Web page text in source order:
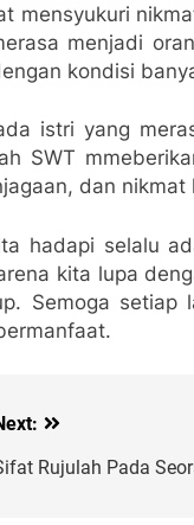
mensyukuri
menjadi
kondisi
istri yang
SWT
dan nikmat
hadapi selalu
kita lupa
Semoga setiap
Rujulah Pada